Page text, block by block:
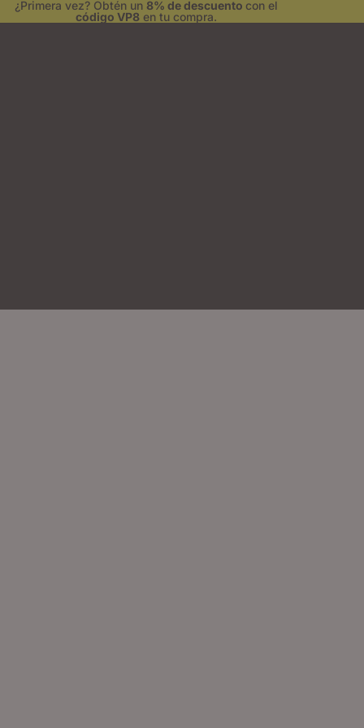
¿Primera vez? Obtén un 8% de descuento con el
código VP8 en tu compra.